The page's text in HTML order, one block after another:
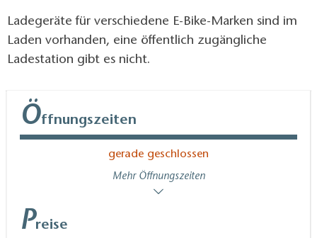
Ladegeräte für verschiedene E-Bike-Marken sind im
Laden vorhanden, eine öffentlich zugängliche
Ladestation gibt es nicht.
Öffnungszeiten
gerade geschlossen
Mehr Öffnungszeiten
Preise